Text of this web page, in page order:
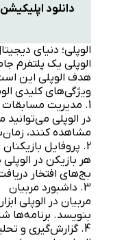
دانلود
الوپلی؛ دنیای
الوپلی یک پلتفرم
هدف الوپلی این
ویژگی‌های کلیدی
1. مدیریت مسابقات
در الوپلی
مشاهده کنند،
2. پروفایل بازیکنان
هر بازیکن در
بج‌های افتخار
3. داشبورد مربیان
مربیان در الوپلی
بنویسد. برنامه‌ها
4. گزارش‌گیری و تحلیل داده‌ها